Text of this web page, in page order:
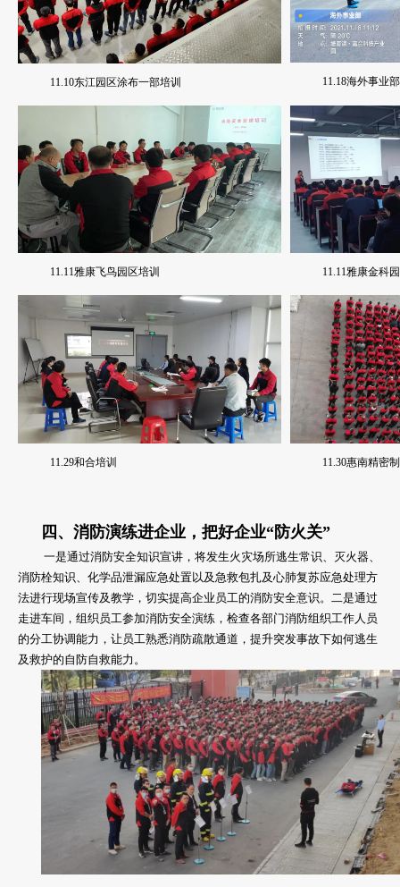
11.10东江园区涂布一部培训 11.18海外事业
11.11雅康飞鸟园区培训 11.11雅康金科
11.29和合培训 11.30惠南精密
四、 消防演练进企业，把好企业“防火关”
一是通过消防安全知识宣讲，将发生火灾场所逃生常识、灭火器、
消防栓知识、化学品泄漏应急处置以及急救包扎及心肺复苏应急处理方
法进行现场宣传及教学，切实提高企业员工的消防安全意识。二是通过
走进车间，组织员工参加消防安全演练，检查各部门消防组织工作人员
的分工协调能力，让员工熟悉消防疏散通道，提升突发事故下如何逃生
及救护的自防自救能力。